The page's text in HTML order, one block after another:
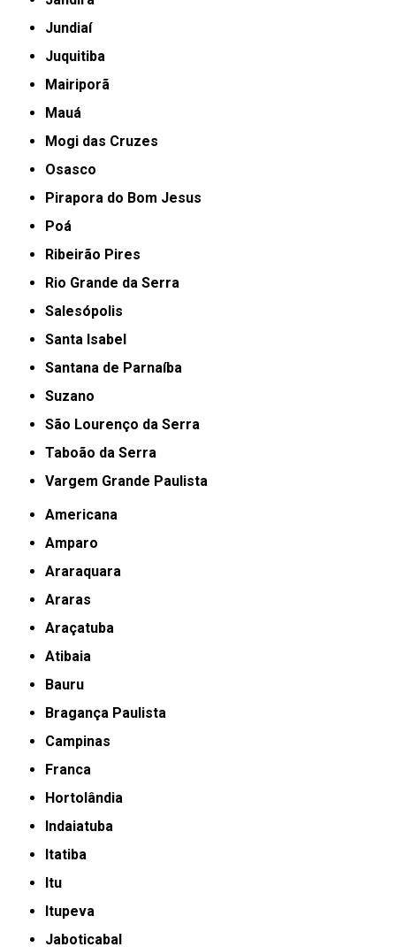
Jundiaí
Juquitiba
Mairiporã
Mauá
Mogi das Cruzes
Osasco
Pirapora do Bom Jesus
Poá
Ribeirão Pires
Rio Grande da Serra
Salesópolis
Santa Isabel
Santana de Parnaíba
Suzano
São Lourenço da Serra
Taboão da Serra
Vargem Grande Paulista
Americana
Amparo
Araraquara
Araras
Araçatuba
Atibaia
Bauru
Bragança Paulista
Campinas
Franca
Hortolândia
Indaiatuba
Itatiba
Itu
Itupeva
Jaboticabal